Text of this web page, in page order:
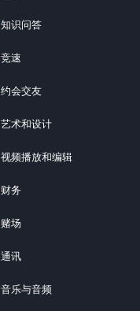
知识问答
竞速
约会交友
艺术和设计
视频播放和编辑
财务
赌场
通讯
音乐与音频